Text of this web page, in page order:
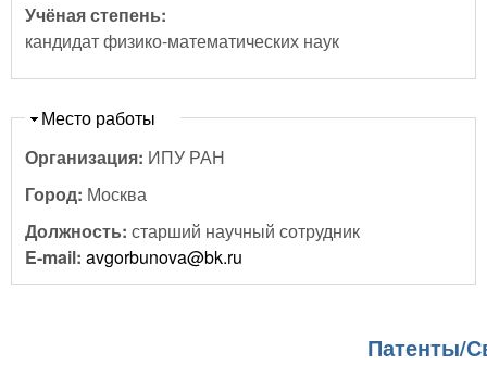
Учёная степень:
кандидат физико-математических наук
Скрыть
Место работы
Организация: ИПУ РАН
Город: Москва
Должность: старший научный сотрудник
E-mail: avgorbunova@bk.ru
Патенты/